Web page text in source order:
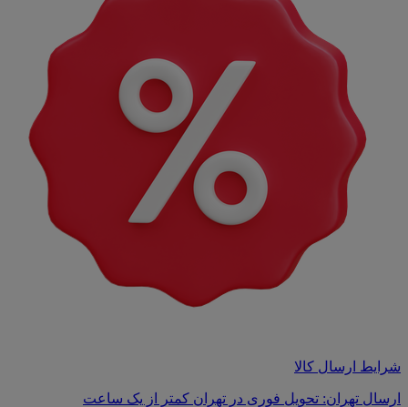
شرایط ارسال کالا
ارسال تهران: تحویل فوری در تهران کمتر از یک ساعت